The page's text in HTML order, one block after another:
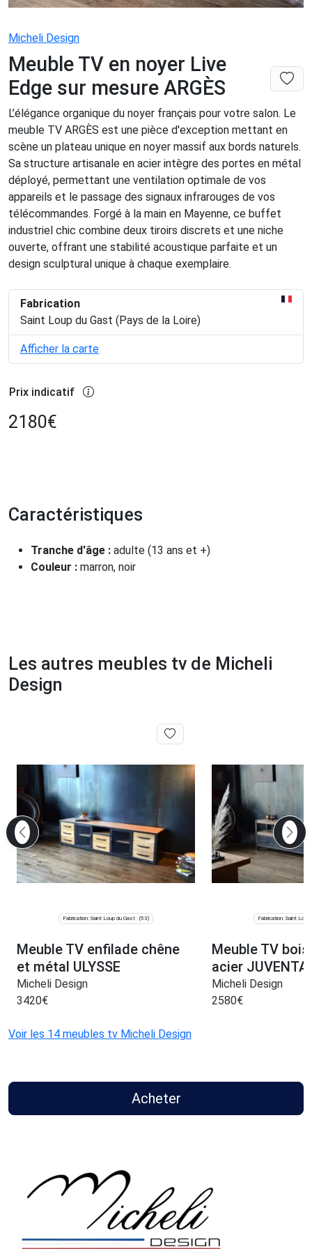
Micheli Design
Meuble TV en noyer Live
Edge sur mesure ARGÈS
L’élégance organique du noyer français pour votre salon. Le
meuble TV ARGÈS est une pièce d'exception mettant en
scène un plateau unique en noyer massif aux bords naturels.
Sa structure artisanale en acier intègre des portes en métal
déployé, permettant une ventilation optimale de vos
appareils et le passage des signaux infrarouges de vos
télécommandes. Forgé à la main en Mayenne, ce buffet
industriel chic combine deux tiroirs discrets et une niche
ouverte, offrant une stabilité acoustique parfaite et un
design sculptural unique à chaque exemplaire.
Fabrication
Saint Loup du Gast (Pays de la Loire)
Afficher la carte
Prix indicatif
2180€
Caractéristiques
Tranche d'âge : adulte (13 ans et +)
Couleur : marron, noir
Les autres meubles tv de Micheli
Design
Fabrication: Saint Loup du Gast (53)
Meuble TV enfilade chêne
et métal ULYSSE
Micheli Design
3420€
Fabrication: Saint Loup
Meuble TV
acier
Micheli Design
2580€
Voir les 14 meubles tv Micheli Design
Acheter